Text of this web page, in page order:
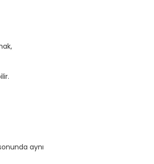
aynı